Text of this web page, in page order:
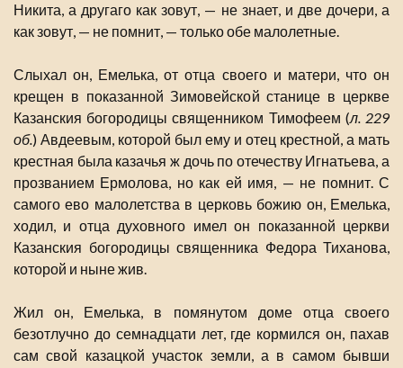
Никита, а другаго как зовут, — не знает, и две дочери, а
как зовут, — не помнит, — только обе малолетные.
Слыхал он, Емелька, от отца своего и матери, что он
крещен в показанной Зимовейской станице в церкве
Казанския богородицы священником Тимофеем (л. 229
об.) Авдеевым, которой был ему и отец крестной, а мать
крестная была казачья ж дочь по отечеству Игнатьева, а
прозванием Ермолова, но как ей имя, — не помнит. С
самого ево малолетства в церковь божию он, Емелька,
ходил, и отца духовного имел он показанной церкви
Казанския богородицы священника Федора Тиханова,
которой и ныне жив.
Жил он, Емелька, в помянутом доме отца своего
безотлучно до семнадцати лет, где кормился он, пахав
сам свой казацкой участок земли, а в самом бывши